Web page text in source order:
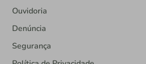
Ouvidoria
Denúncia
Segurança